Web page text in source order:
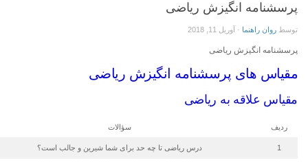
پرسشنامه انگیزش ریاضی
توسط روان راهنما · آوریل 11, 2018
پرسشنامه انگیزش ریاضی
مقیاس های پرسشنامه انگیزش ریاضی
مقیاس علاقه به ریاضی
ردیف سؤالات
1 درس ریاضی تا چه حد برای شما شیرین و جالب است؟